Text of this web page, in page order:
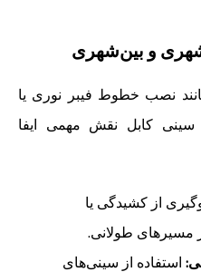
و بین‌شهری
نصب خطوط فیبر نوری یا
سینی کابل نقش مهمی ایفا
از کشیدگی یا
مسیرهای طولانی.
استفاده از سینی‌های